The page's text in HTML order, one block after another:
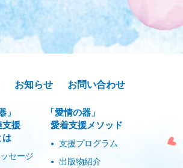
お知らせ お問い合わせ
」
支援
は
セージ
「愛情の器」
愛着支援メソッド
支援プログラム
出版物紹介